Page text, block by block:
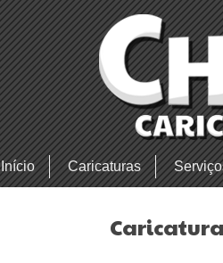
Início Caricaturas